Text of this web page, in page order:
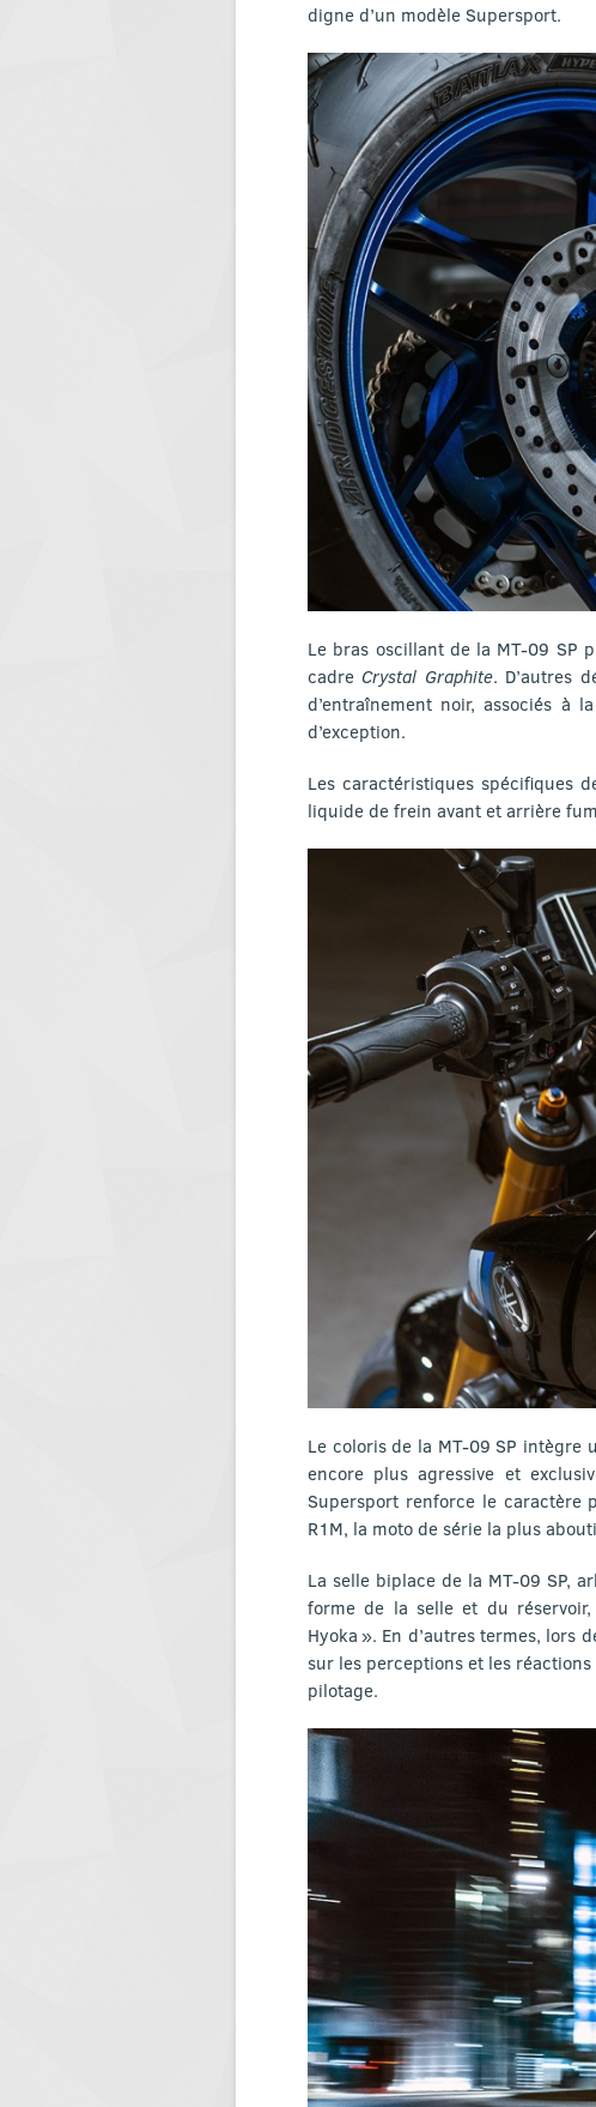
digne d’un modèle Supersport.
Le bras oscillant de la MT-09 SP
cadreCrystal Graphite. D’autres
d’entraînement noir, associés à
d’exception.
Les caractéristiques spécifiques
liquide de frein avant et arrière
Le coloris de la MT-09 SP
encore plus agressive et
Supersport renforce le caractère
R1M, la moto de série la plus
La selle biplace de la MT-09 SP,
forme de la selle et du réservoir,
Hyoka ». En d’autres termes, lors
sur les perceptions et les
pilotage.